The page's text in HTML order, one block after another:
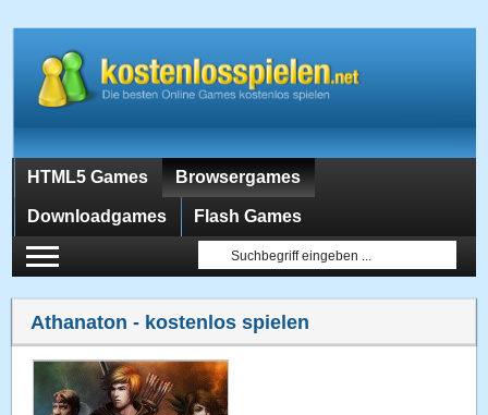
HTML5 Games Browsergames
Downloadgames Flash Games
Athanaton - kostenlos spielen